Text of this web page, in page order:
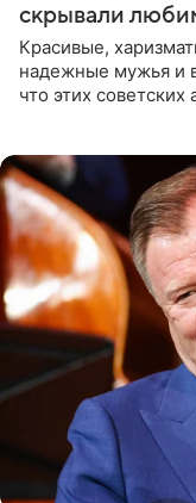
скрывали
Красивые,
надежные мужья и
что этих